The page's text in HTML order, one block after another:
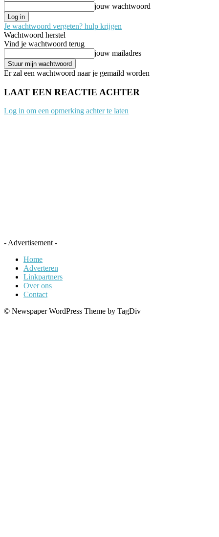
jouw wachtwoord
Je wachtwoord vergeten? hulp krijgen
Wachtwoord herstel
Vind je wachtwoord terug
jouw mailadres
Er zal een wachtwoord naar je gemaild worden
LAAT EEN REACTIE ACHTER
Log in om een opmerking achter te laten
- Advertisement -
Home
Adverteren
Linkpartners
Over ons
Contact
© Newspaper WordPress Theme by TagDiv